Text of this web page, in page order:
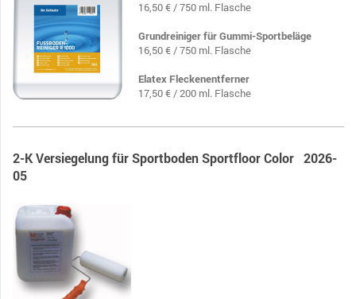
16,50 € / 750 ml. Flasche
Grundreiniger für Gummi-Sportbeläge
16,50 € / 750 ml. Flasche
Elatex Fleckenentferner
17,50 € / 200 ml. Flasche
2-K Versiegelung für Sportboden Sportfloor Color 2026-
05